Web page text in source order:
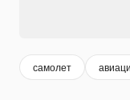
самолет